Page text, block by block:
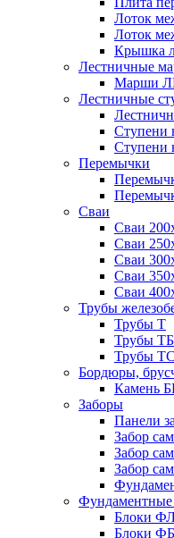
Лоток
Лоток
Крышка
Лестничные
Марши
Лестничные
Ступени
Перемычки
Сваи
Сваи
Сваи
Сваи
Сваи
Сваи
Трубы
Трубы Т
Трубы ТБ
Трубы ТС
Бордюры,
Камень
Заборы
Панели
Забор
Забор
Забор
Фундаментные
Блоки
Блоки